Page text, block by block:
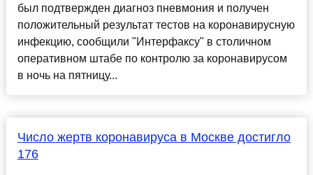
был подтвержден диагноз пневмония и получен
положительный результат тестов на коронавирусную
инфекцию, сообщили "Интерфаксу" в столичном
оперативном штабе по контролю за коронавирусом
в ночь на пятницу...
Число жертв коронавируса в Москве достигло
176